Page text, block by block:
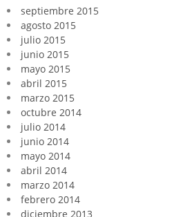
septiembre 2015
agosto 2015
julio 2015
junio 2015
mayo 2015
abril 2015
marzo 2015
octubre 2014
julio 2014
junio 2014
mayo 2014
abril 2014
marzo 2014
febrero 2014
diciembre 2013